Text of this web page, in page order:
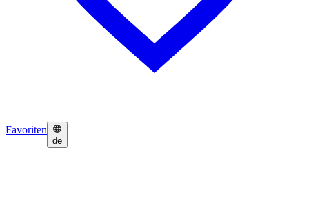
Favoriten
de